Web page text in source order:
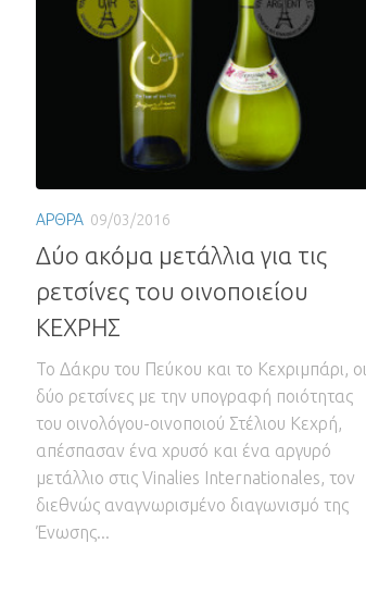
ΑΡΘΡΑ 09/03/2016
Δύο ακόμα μετάλλια για τις
ρετσίνες του οινοποιείου
ΚΕΧΡΗΣ
Το Δάκρυ του Πεύκου και το Κεχριμπάρι, οι
δύο ρετσίνες με την υπογραφή ποιότητας
του οινολόγου-οινοποιού Στέλιου Κεχρή,
απέσπασαν ένα χρυσό και ένα αργυρό
μετάλλιο στις Vinalies Internationales, τον
διεθνώς αναγνωρισμένο διαγωνισμό της
Ένωσης...